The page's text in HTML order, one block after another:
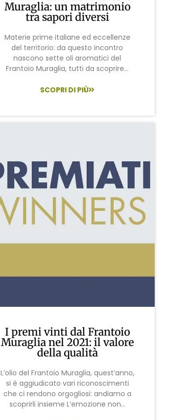
Muraglia: un matrimonio
tra sapori diversi
Materie prime italiane ed eccellenze
del territorio: da questo incontro
nascono sette oli aromatici del
Frantoio Muraglia, tutti da scoprire...
SCOPRI DI PIÙ
I premi vinti dal Frantoio
Muraglia nel 2021: il valore
della qualità
L’olio del Frantoio Muraglia, quest’anno,
si è aggiudicato vari riconoscimenti
che ci rendono orgogliosi: andiamo a
scoprirli insieme L’emozione non...